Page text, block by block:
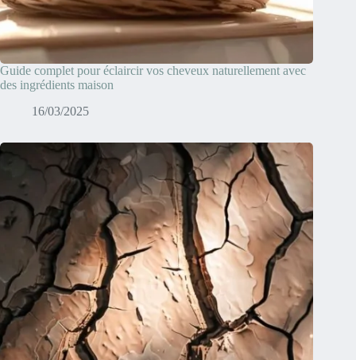
Guide complet pour éclaircir vos cheveux naturellement avec
des ingrédients maison
16/03/2025